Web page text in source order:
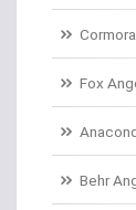
Anti
Assist
Fox
Behr